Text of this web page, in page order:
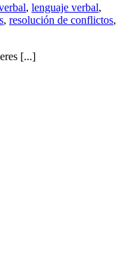
, lenguaje verbal,
, resolución de conflictos,
[...]